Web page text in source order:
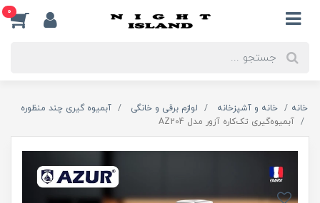
0
خانه خانه و آشپزخانه لوازم برقی و خانگی
آبمیوه گیری چند منظوره
آبمیوه‌گیری تک‌کاره آزور مدل AZ204